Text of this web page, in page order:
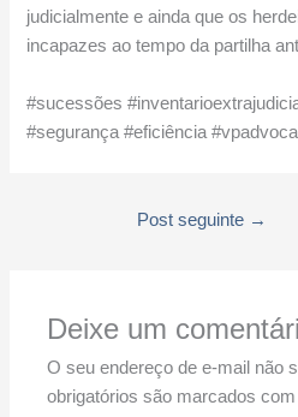
judicialmente e ainda que os
incapazes ao tempo da partilha
#sucessões
#segurança #eficiência
Post seguinte →
Deixe um
O seu endereço de e-mail não
obrigatórios são marcados